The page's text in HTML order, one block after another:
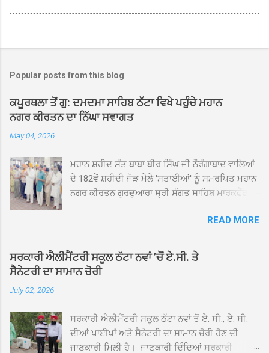
Popular posts from this blog
ਕਪੂਰਥਲਾ ਤੋਂ ਗੁ: ਦਮਦਮਾ ਸਾਹਿਬ ਠੱਟਾ ਵਿਖੇ ਪਹੁੰਚੇ ਮਹਾਨ
ਨਗਰ ਕੀਰਤਨ ਦਾ ਨਿੱਘਾ ਸਵਾਗਤ
May 04, 2026
ਮਹਾਨ ਸ਼ਹੀਦ ਸੰਤ ਬਾਬਾ ਬੀਰ ਸਿੰਘ ਜੀ ਨੌਰੰਗਾਬਾਦ ਵਾਲਿਆਂ
ਦੇ 182ਵੇਂ ਸ਼ਹੀਦੀ ਜੋੜ ਮੇਲੇ 'ਸਤਾਈਆਂ' ਨੂੰ ਸਮਰਪਿਤ ਮਹਾਨ
ਨਗਰ ਕੀਰਤਨ ਗੁਰਦੁਆਰਾ ਸ੍ਰੀ ਸੰਗਤ ਸਾਹਿਬ ਮਾਰਕਫੈੱਡ
ਸਰਪ੍ਰਸਤੀ ਹੇਠ, ਪੰਜ ਪਿਆਰਿਆਂ ਦੀ ਅਗਵਾਈ ਵਿੱਚ
ਮਹੱਲਾ ਸੰਤਪੁਰਾ ਤੋਂ ਪ੍ਰਾਰੰਭ ਹੋ ਕੇ ਪਿੰਡ ਭਗਤਪੁਰ,
ਭਗਵਾਨਪੁਰ, ਝੁੱਗੀਆਂ ਗੁਲਾਮ, ਮਜਾਦਪੁਰ, ਕੁੱਲੀਆਂ, ਰੱਤਾ ਨੌ
ਅਬਾਦ, ਕੋਲੀਆਂਵਾਲ, ਅੱਡਾ ਸਾਬੂਵਾਲ, ਦਰੀਏਵਾਲ,
ਵਿਖੇ ਪਹੁੰਚਣ ’ਤੇ ਮੁੱਖ ਸੇਵਾਦਾਰ ਸੰਤ ਬਾਬਾ ਹਰਜੀਤ ਸਿੰਘ ਤੇ
ਇਲਾਕੇ ਦੀਆਂ ਸੰਗਤਾਂ ਵੱਲੋਂ ਜੈਕਾਰਿਆਂ ਦੀ ਗੂੰਜ ਵਿਚ ਨਿੱਘਾ
READ MORE
ਸਰਕਾਰੀ ਐਲੀਮੈਂਟਰੀ ਸਕੂਲ ਠੱਟਾ ਨਵਾਂ ’ਚੋਂ ਏ.ਸੀ. ਤੇ
ਸੈਨੇਟਰੀ ਦਾ ਸਾਮਾਨ ਚੋਰੀ
July 02, 2026
ਸਰਕਾਰੀ ਐਲੀਮੈਂਟਰੀ ਸਕੂਲ ਠੱਟਾ ਨਵਾਂ ਤੋਂ ਏ. ਸੀ., ਏ. ਸੀ.
ਦੀਆਂ ਪਾਈਪਾਂ ਅਤੇ ਸੈਨੇਟਰੀ ਦਾ ਸਾਮਾਨ ਚੋਰੀ ਹੋਣ ਦੀ
ਜਾਣਕਾਰੀ ਮਿਲੀ ਹੈ। ਜਾਣਕਾਰੀ ਦਿੰਦਿਆਂ ਸਰਕਾਰੀ